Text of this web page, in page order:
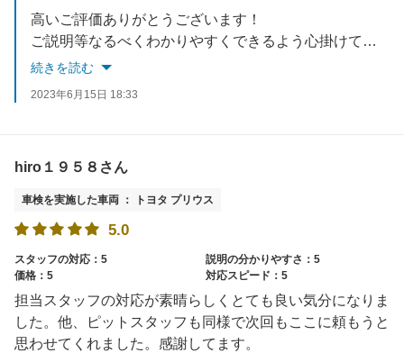
高いご評価ありがとうございます！
ご説明等なるべくわかりやすくできるよう心掛けております。 車検以外にもオイル交換などございましたらご連絡下さい。
続きを読む
2023年6月15日 18:33
hiro１９５８さん
車検を実施した車両 ： トヨタ プリウス
5.0
スタッフの対応：5
説明の分かりやすさ：5
価格：5
対応スピード：5
担当スタッフの対応が素晴らしくとても良い気分になりま
した。他、ピットスタッフも同様で次回もここに頼もうと
思わせてくれました。感謝してます。